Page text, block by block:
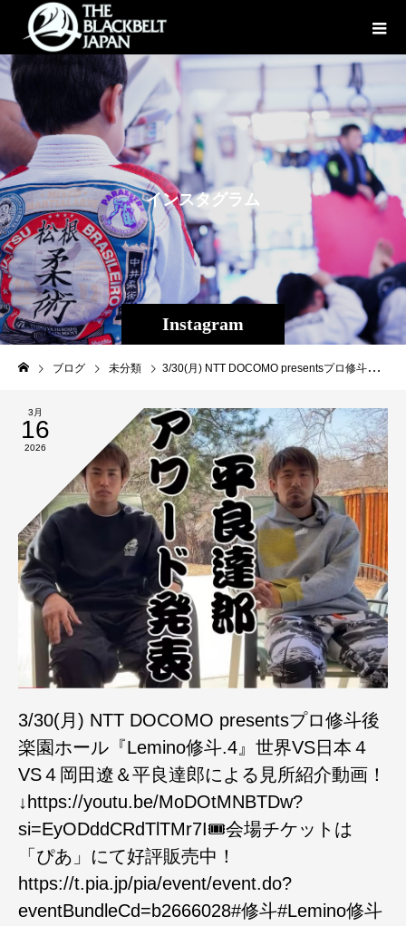
Instagram
インスタグラ ム
ブログ 未分類 3/30(月) NTT DOCOMO presentsプロ修斗後楽園ホール『Lemino修斗.4』世界VS日本４VS４岡田遼＆平良達郎による見所紹介動画！↓https://youtu.be/MoDOtMNBTDw?si=EyODddCRdTlTMr7I🎟️会場チケットは「ぴあ」にて好評販売中！https://t.pia.jp/pia/event/event.do?eventBundleCd=b2666028#修斗#Lemino修斗#shooto0330
3月
16
2026
3/30(月) NTT DOCOMO presentsプロ修斗後
楽園ホール『Lemino修斗.4』世界VS日本４
VS４岡田遼＆平良達郎による見所紹介動画！
↓https://youtu.be/MoDOtMNBTDw?
si=EyODddCRdTlTMr7I🎟️会場チケットは
「ぴあ」にて好評販売中！
https://t.pia.jp/pia/event/event.do?
eventBundleCd=b2666028#修斗#Lemino修斗